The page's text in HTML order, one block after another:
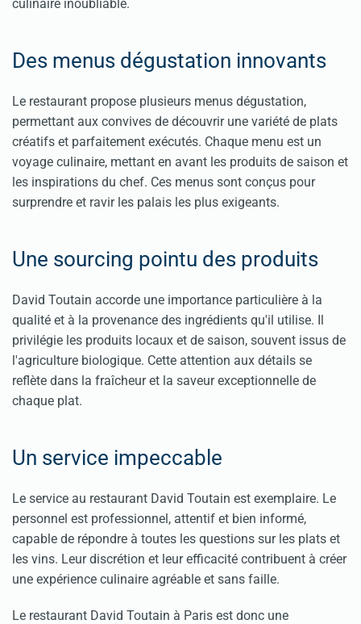
culinaire inoubliable.
Des menus dégustation innovants
Le restaurant propose plusieurs menus dégustation,
permettant aux convives de découvrir une variété de plats
créatifs et parfaitement exécutés. Chaque menu est un
voyage culinaire, mettant en avant les produits de saison et
les inspirations du chef. Ces menus sont conçus pour
surprendre et ravir les palais les plus exigeants.
Une sourcing pointu des produits
David Toutain accorde une importance particulière à la
qualité et à la provenance des ingrédients qu'il utilise. Il
privilégie les produits locaux et de saison, souvent issus de
l'agriculture biologique. Cette attention aux détails se
reflète dans la fraîcheur et la saveur exceptionnelle de
chaque plat.
Un service impeccable
Le service au restaurant David Toutain est exemplaire. Le
personnel est professionnel, attentif et bien informé,
capable de répondre à toutes les questions sur les plats et
les vins. Leur discrétion et leur efficacité contribuent à créer
une expérience culinaire agréable et sans faille.
Le restaurant David Toutain à Paris est donc une